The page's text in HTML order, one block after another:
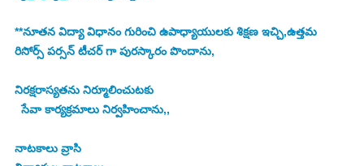
**నూతన విద్యా విధానం గురించి ఉపాధ్యాయులకు శిక్షణ ఇచ్చి,ఉత్తమ
రిసోర్స్ పర్సన్ టీచర్ గా పురస్కారం పొందాను,
నిరక్షరాస్యతను నిర్మూలించుటకు
  సేవా కార్యక్రమాలు నిర్వహించాను,,
నాటకాలు వ్రాసి